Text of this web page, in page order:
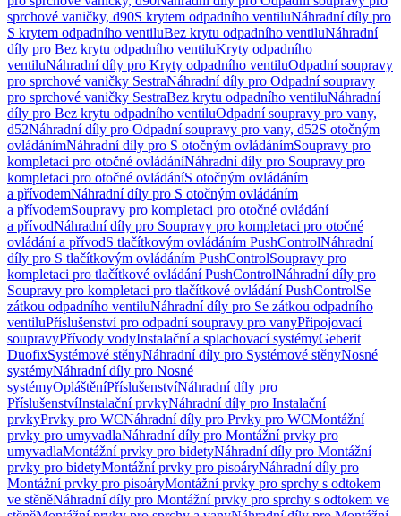
sprchové vaničky, d90S krytem odpadního ventiluNáhradní díly pro
S krytem odpadního ventiluBez krytu odpadního ventiluNáhradní
díly pro Bez krytu odpadního ventiluKryty odpadního
ventiluNáhradní díly pro Kryty odpadního ventiluOdpadní soupravy
pro sprchové vaničky SestraNáhradní díly pro Odpadní soupravy
pro sprchové vaničky SestraBez krytu odpadního ventiluNáhradní
díly pro Bez krytu odpadního ventiluOdpadní soupravy pro vany,
d52Náhradní díly pro Odpadní soupravy pro vany, d52S otočným
ovládánímNáhradní díly pro S otočným ovládánímSoupravy pro
kompletaci pro otočné ovládáníNáhradní díly pro Soupravy pro
kompletaci pro otočné ovládáníS otočným ovládáním
a přívodemNáhradní díly pro S otočným ovládáním
a přívodemSoupravy pro kompletaci pro otočné ovládání
a přívodNáhradní díly pro Soupravy pro kompletaci pro otočné
ovládání a přívodS tlačítkovým ovládáním PushControlNáhradní
díly pro S tlačítkovým ovládáním PushControlSoupravy pro
kompletaci pro tlačítkové ovládání PushControlNáhradní díly pro
Soupravy pro kompletaci pro tlačítkové ovládání PushControlSe
zátkou odpadního ventiluNáhradní díly pro Se zátkou odpadního
ventiluPříslušenství pro odpadní soupravy pro vanyPřipojovací
soupravyPřívody vodyInstalační a splachovací systémyGeberit
DuofixSystémové stěnyNáhradní díly pro Systémové stěnyNosné
systémyNáhradní díly pro Nosné
systémyOpláštěníPříslušenstvíNáhradní díly pro
PříslušenstvíInstalační prvkyNáhradní díly pro Instalační
prvkyPrvky pro WCNáhradní díly pro Prvky pro WCMontážní
prvky pro umyvadlaNáhradní díly pro Montážní prvky pro
umyvadlaMontážní prvky pro bidetyNáhradní díly pro Montážní
prvky pro bidetyMontážní prvky pro pisoáryNáhradní díly pro
Montážní prvky pro pisoáryMontážní prvky pro sprchy s odtokem
ve stěněNáhradní díly pro Montážní prvky pro sprchy s odtokem ve